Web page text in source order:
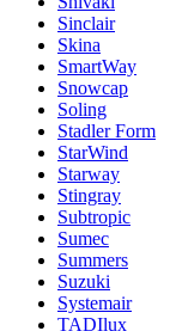
Sinclair
Skina
SmartWay
Snowcap
Soling
Stadler Form
StarWind
Starway
Stingray
Subtropic
Sumec
Summers
Suzuki
Systemair
TADIlux